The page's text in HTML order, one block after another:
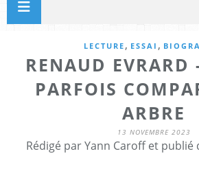
LECTURE , ESSAI ,
RENAUD
PARFOIS
ARBRE
13 NOVEMBRE 2023
Rédigé par Yann Caroff et publié